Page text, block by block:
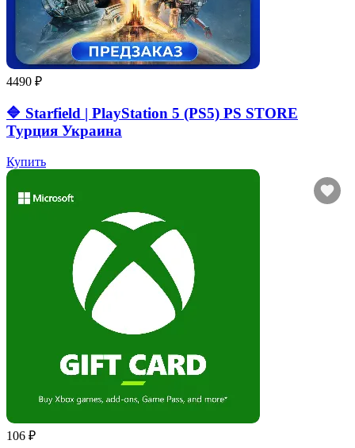
4490 ₽
🔷 Starfield | PlayStation 5 (PS5) PS STORE
Турция Украина
Купить
106 ₽